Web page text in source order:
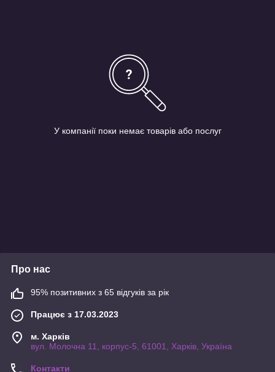
У компанії поки немає товарів або послуг
Про нас
95% позитивних з 65 відгуків за рік
Працює з 17.03.2023
м. Харків
вул. Молочна 11, корпус-5, 61001, Харків, Україна
Контакти